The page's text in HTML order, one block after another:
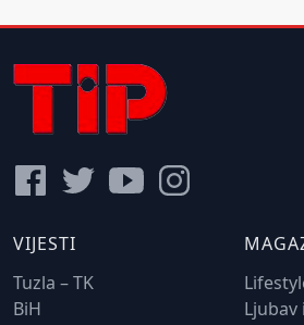
VIJESTI
Tuzla – TK
BiH
Ljubav